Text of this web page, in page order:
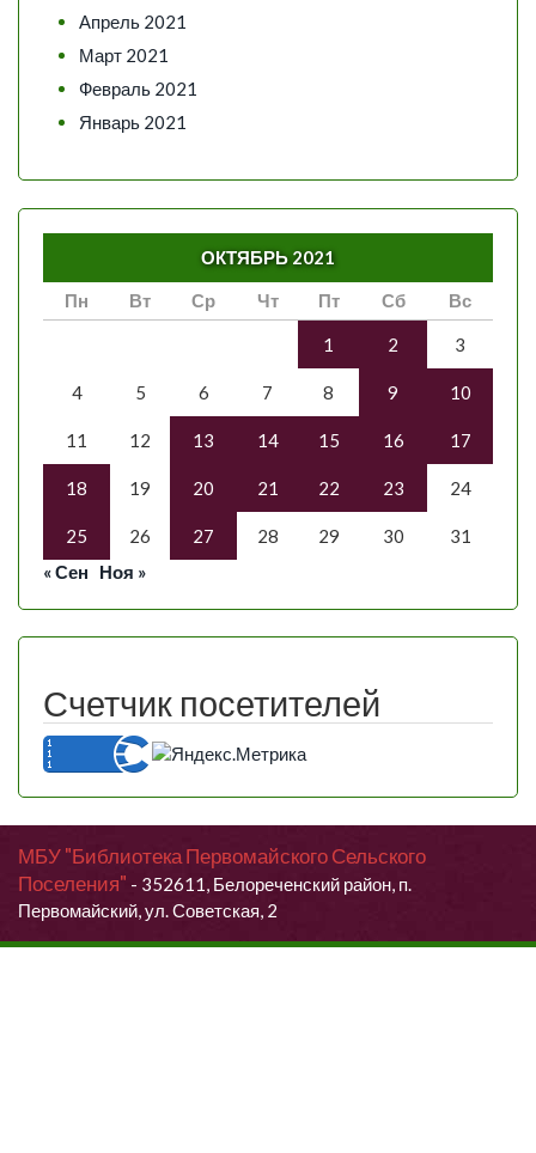
Апрель 2021
Март 2021
Февраль 2021
Январь 2021
ОКТЯБРЬ 2021
Пн
Вт Ср Чт Пт Сб Вс
1 2 3
4 5 6 7 8 9 10
11 12 13 14 15 16 17
18 19 20 21 22 23 24
25 26 27 28 29 30
31
« Сен
Ноя »
Счетчик посетителей
МБУ "Библиотека Первомайского Сельского
Поселения" - 352611, Белореченский район, п.
Первомайский, ул. Советская, 2